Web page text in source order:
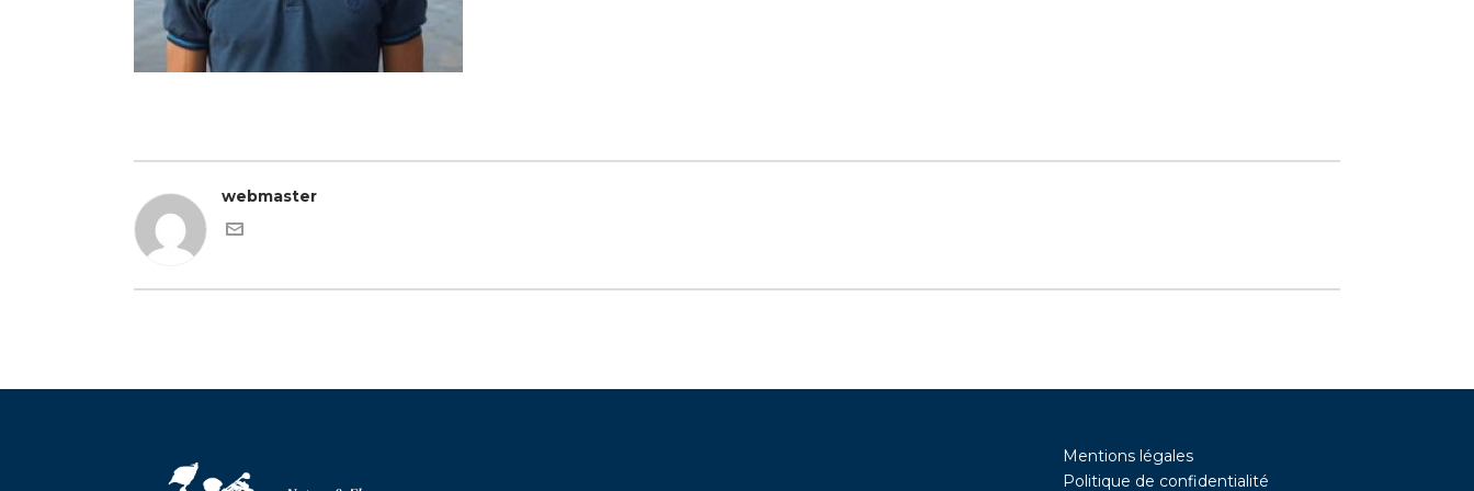
webmaster
Mentions légales
Politique de confidentialité